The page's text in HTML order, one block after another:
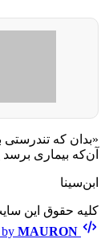
«بدان که
آن‌که بیماری
ابن‌سینا
کلیه حقوق این
MAURON